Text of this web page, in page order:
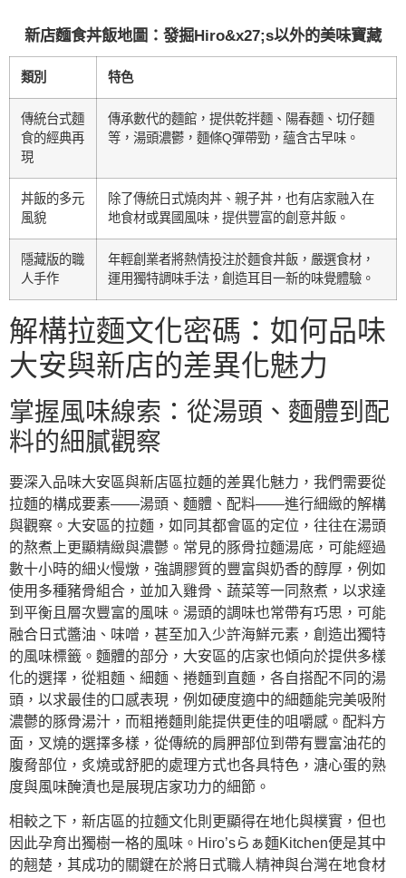
新店麵食丼飯地圖：發掘Hiro&x27;s以外的美味寶藏
類別 特色
傳統台式麵
食的經典再
現
傳承數代的麵館，提供乾拌麵、陽春麵、切仔麵
等，湯頭濃鬱，麵條Q彈帶勁，蘊含古早味。
丼飯的多元
風貌
除了傳統日式燒肉丼、親子丼，也有店家融入在
地食材或異國風味，提供豐富的創意丼飯。
隱藏版的職
人手作
年輕創業者將熱情投注於麵食丼飯，嚴選食材，
運用獨特調味手法，創造耳目一新的味覺體驗。
解構拉麵文化密碼：如何品味
大安與新店的差異化魅力
掌握風味線索：從湯頭、麵體到配
料的細膩觀察
要深入品味大安區與新店區拉麵的差異化魅力，我們需要從
拉麵的構成要素——湯頭、麵體、配料——進行細緻的解構
與觀察。大安區的拉麵，如同其都會區的定位，往往在湯頭
的熬煮上更顯精緻與濃鬱。常見的豚骨拉麵湯底，可能經過
數十小時的細火慢燉，強調膠質的豐富與奶香的醇厚，例如
使用多種豬骨組合，並加入雞骨、蔬菜等一同熬煮，以求達
到平衡且層次豐富的風味。湯頭的調味也常帶有巧思，可能
融合日式醬油、味噌，甚至加入少許海鮮元素，創造出獨特
的風味標籤。麵體的部分，大安區的店家也傾向於提供多樣
化的選擇，從粗麵、細麵、捲麵到直麵，各自搭配不同的湯
頭，以求最佳的口感表現，例如硬度適中的細麵能完美吸附
濃鬱的豚骨湯汁，而粗捲麵則能提供更佳的咀嚼感。配料方
面，叉燒的選擇多樣，從傳統的肩胛部位到帶有豐富油花的
腹脅部位，炙燒或舒肥的處理方式也各具特色，溏心蛋的熟
度與風味醃漬也是展現店家功力的細節。
相較之下，新店區的拉麵文化則更顯得在地化與樸實，但也
因此孕育出獨樹一格的風味。Hiro’sらぁ麵Kitchen便是其中
的翹楚，其成功的關鍵在於將日式職人精神與台灣在地食材